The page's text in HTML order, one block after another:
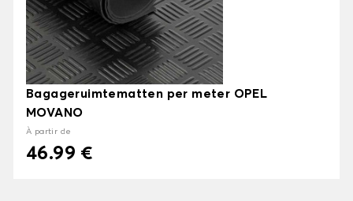
Bagageruimtematten per meter OPEL
MOVANO
À partir de
46.99 €